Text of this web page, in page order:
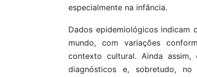
especialmente na infância.
Dados epidemiológicos
mundo, com variações
contexto cultural. Ainda
diagnósticos e, sobretudo, no